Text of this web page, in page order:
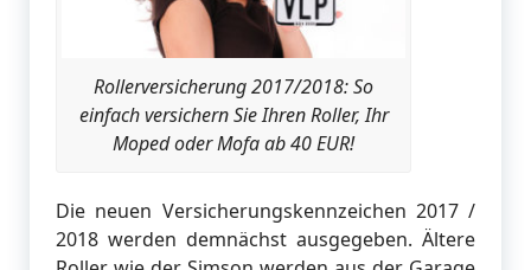
Rollerversicherung 2017/2018: So
einfach versichern Sie Ihren Roller, Ihr
Moped oder Mofa ab 40 EUR!
Die neuen Versicherungskennzeichen 2017 /
2018 werden demnächst ausgegeben. Ältere